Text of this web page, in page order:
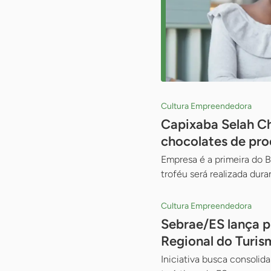
Cultura Empreendedora
Capixaba Selah
chocolates de
Empresa é a primeira do
troféu será realizada
Cultura Empreendedora
Sebrae/ES lança
Regional do
Iniciativa busca